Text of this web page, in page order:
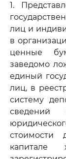
1.
лиц и
в
ценные
заведомо
единый
лиц, в
систему
сведений
стоимости
капитале